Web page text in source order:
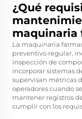
¿Qué
maquinaria
La maquinaria
preventivo regular,
inspección de
incorporar sistemas
supervisan métricas
operadores cuando
mantener registros
cumplir con los